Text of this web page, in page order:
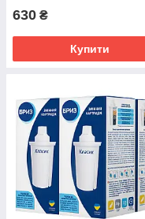
630 ₴
Купити